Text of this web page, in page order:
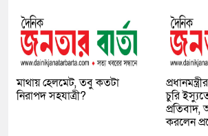
মাথায় হেলমেট, তবু কতটা
নিরাপদ সহযাত্রী?
চুরি
প্রতিবাদ,
করলেন